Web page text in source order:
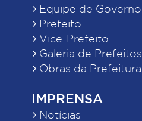
Equipe de Governo
Prefeito
Vice-Prefeito
Galeria de Prefeitos
Obras da Prefeitura
IMPRENSA
Notícias